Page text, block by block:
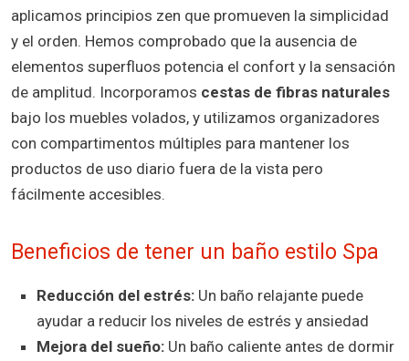
aplicamos principios zen que promueven la simplicidad
y el orden. Hemos comprobado que la ausencia de
elementos superfluos potencia el confort y la sensación
de amplitud. Incorporamos cestas de fibras naturales
bajo los muebles volados, y utilizamos organizadores
con compartimentos múltiples para mantener los
productos de uso diario fuera de la vista pero
fácilmente accesibles.
Beneficios de tener un baño estilo Spa
Reducción del estrés: Un baño relajante puede
ayudar a reducir los niveles de estrés y ansiedad
Mejora del sueño: Un baño caliente antes de dormir